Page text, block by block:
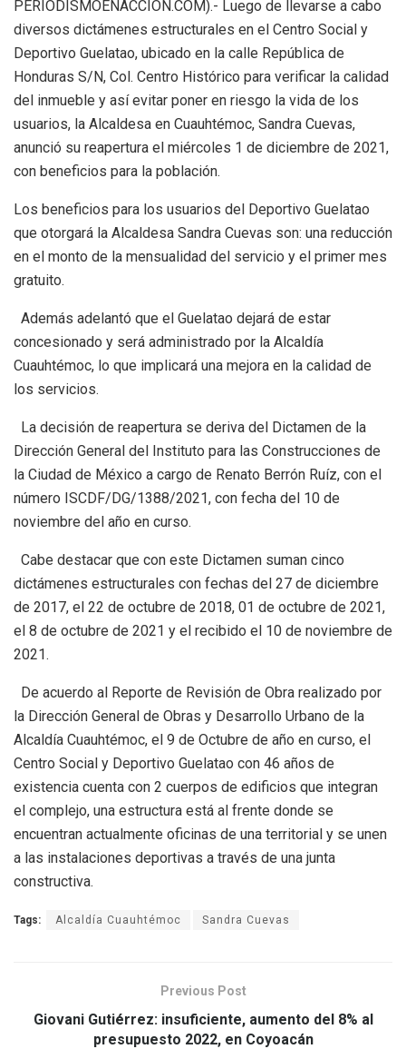
PERIODISMOENACCION.COM).- Luego de llevarse a cabo
diversos dictámenes estructurales en el Centro Social y
Deportivo Guelatao, ubicado en la calle República de
Honduras S/N, Col. Centro Histórico para verificar la calidad
del inmueble y así evitar poner en riesgo la vida de los
usuarios, la Alcaldesa en Cuauhtémoc, Sandra Cuevas,
anunció su reapertura el miércoles 1 de diciembre de 2021,
con beneficios para la población.
Los beneficios para los usuarios del Deportivo Guelatao
que otorgará la Alcaldesa Sandra Cuevas son: una reducción
en el monto de la mensualidad del servicio y el primer mes
gratuito.
Además adelantó que el Guelatao dejará de estar
concesionado y será administrado por la Alcaldía
Cuauhtémoc, lo que implicará una mejora en la calidad de
los servicios.
La decisión de reapertura se deriva del Dictamen de la
Dirección General del Instituto para las Construcciones de
la Ciudad de México a cargo de Renato Berrón Ruíz, con el
número ISCDF/DG/1388/2021, con fecha del 10 de
noviembre del año en curso.
Cabe destacar que con este Dictamen suman cinco
dictámenes estructurales con fechas del 27 de diciembre
de 2017, el 22 de octubre de 2018, 01 de octubre de 2021,
el 8 de octubre de 2021 y el recibido el 10 de noviembre de
2021.
De acuerdo al Reporte de Revisión de Obra realizado por
la Dirección General de Obras y Desarrollo Urbano de la
Alcaldía Cuauhtémoc, el 9 de Octubre de año en curso, el
Centro Social y Deportivo Guelatao con 46 años de
existencia cuenta con 2 cuerpos de edificios que integran
el complejo, una estructura está al frente donde se
encuentran actualmente oficinas de una territorial y se unen
a las instalaciones deportivas a través de una junta
constructiva.
Tags: Alcaldía Cuauhtémoc Sandra Cuevas
Previous Post
Giovani Gutiérrez: insuficiente, aumento del 8% al
presupuesto 2022, en Coyoacán